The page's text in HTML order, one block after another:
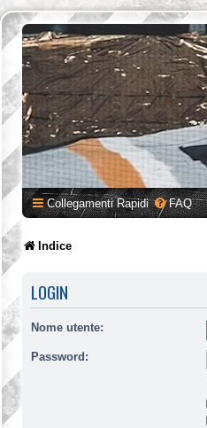
Collegamenti Rapidi FAQ
Indice
LOGIN
Nome utente:
Password: